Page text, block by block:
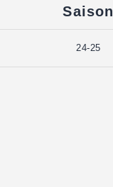
Saison
24-25